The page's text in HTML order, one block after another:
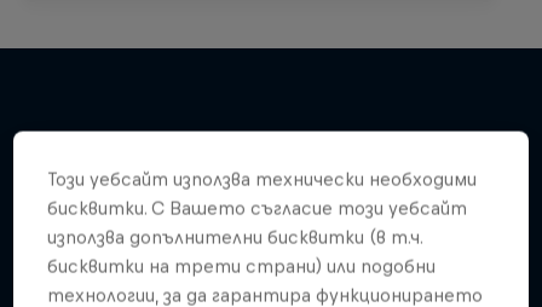
Този уебсайт използва технически необходими
бисквитки. С Вашето съгласие този уебсайт
използва допълнителни бисквитки (в т.ч.
бисквитки на трети страни) или подобни
технологии, за да гарантира функционирането